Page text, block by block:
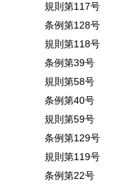
規則第117号
条例第128号
規則第118号
条例第39号
規則第58号
条例第40号
規則第59号
条例第129号
規則第119号
条例第22号